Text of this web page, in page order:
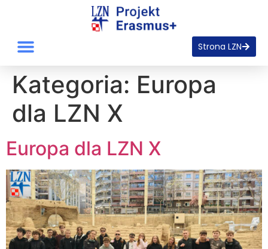
Strona LZN
Kategoria: Europa
dla LZN X
Europa dla LZN X